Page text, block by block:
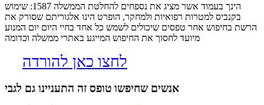
הינך בעמוד אשר מציג את נספחים להחלטת הממשלה 1587: שימוש
בקנביס למטרות רפואיות ולמחקר, הופרט הינו אלגוריתם שסורק את
הרשת בחיפוש אחר טפסים שיכולים לשמש כל אחד בחיי היום יום המנוע
מיועד לחסוך את החיפוש המייגע באתרי ממשלה וכדומה
לחצו כאן להורדה
אנשים שחיפשו טופס זה התעניינו גם לגבי